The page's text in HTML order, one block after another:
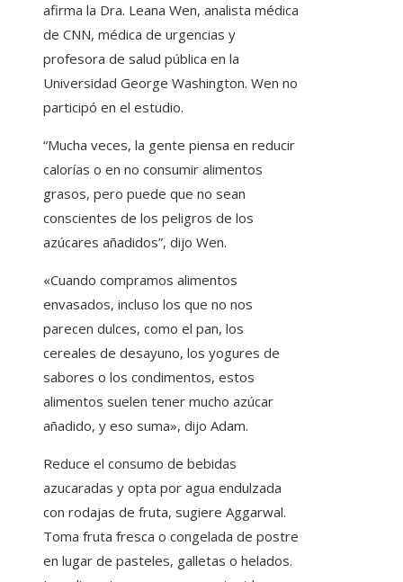
afirma la Dra. Leana Wen, analista médica
de CNN, médica de urgencias y
profesora de salud pública en la
Universidad George Washington. Wen no
participó en el estudio.
“Mucha veces, la gente piensa en reducir
calorías o en no consumir alimentos
grasos, pero puede que no sean
conscientes de los peligros de los
azúcares añadidos”, dijo Wen.
«Cuando compramos alimentos
envasados, incluso los que no nos
parecen dulces, como el pan, los
cereales de desayuno, los yogures de
sabores o los condimentos, estos
alimentos suelen tener mucho azúcar
añadido, y eso suma», dijo Adam.
Reduce el consumo de bebidas
azucaradas y opta por agua endulzada
con rodajas de fruta, sugiere Aggarwal.
Toma fruta fresca o congelada de postre
en lugar de pasteles, galletas o helados.